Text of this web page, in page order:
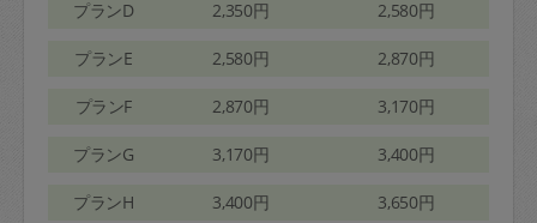
プランD 2,350円 2,580円
プランE 2,580円 2,870円
プランF 2,870円 3,170円
プランG 3,170円 3,400円
プランH 3,400円 3,650円